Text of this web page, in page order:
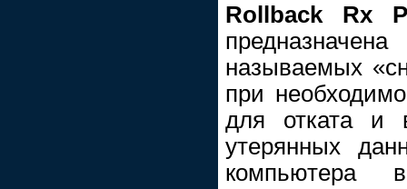
Rollback Rx
называемых
при
для отката и
утерянных
компьютера